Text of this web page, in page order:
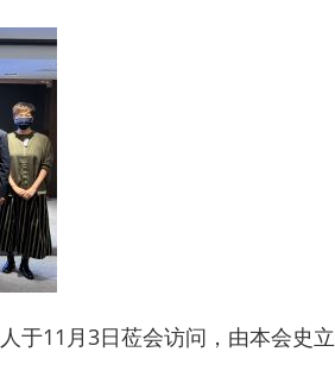
于11月3日莅会访问，由本会史